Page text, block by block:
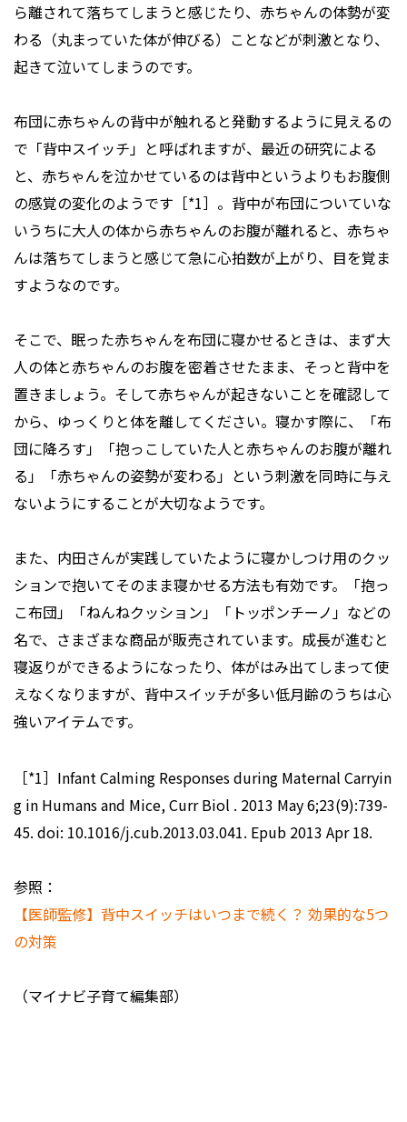
ら離されて落ちてしまうと感じたり、赤ちゃんの体勢が変
わる（丸まっていた体が伸びる）ことなどが刺激となり、
起きて泣いてしまうのです。
布団に赤ちゃんの背中が触れると発動するように見えるの
で「背中スイッチ」と呼ばれますが、最近の研究による
と、赤ちゃんを泣かせているのは背中というよりもお腹側
の感覚の変化のようです［*1］。背中が布団についていな
いうちに大人の体から赤ちゃんのお腹が離れると、赤ちゃ
んは落ちてしまうと感じて急に心拍数が上がり、目を覚ま
すようなのです。
そこで、眠った赤ちゃんを布団に寝かせるときは、まず大
人の体と赤ちゃんのお腹を密着させたまま、そっと背中を
置きましょう。そして赤ちゃんが起きないことを確認して
から、ゆっくりと体を離してください。寝かす際に、「布
団に降ろす」「抱っこしていた人と赤ちゃんのお腹が離れ
る」「赤ちゃんの姿勢が変わる」という刺激を同時に与え
ないようにすることが大切なようです。
また、内田さんが実践していたように寝かしつけ用のクッ
ションで抱いてそのまま寝かせる方法も有効です。「抱っ
こ布団」「ねんねクッション」「トッポンチーノ」などの
名で、さまざまな商品が販売されています。成長が進むと
寝返りができるようになったり、体がはみ出てしまって使
えなくなりますが、背中スイッチが多い低月齢のうちは心
強いアイテムです。
［*1］Infant Calming Responses during Maternal Carryin
g in Humans and Mice, Curr Biol . 2013 May 6;23(9):739-
45. doi: 10.1016/j.cub.2013.03.041. Epub 2013 Apr 18.
参照：
【医師監修】背中スイッチはいつまで続く？ 効果的な5つ
の対策
（マイナビ子育て編集部）